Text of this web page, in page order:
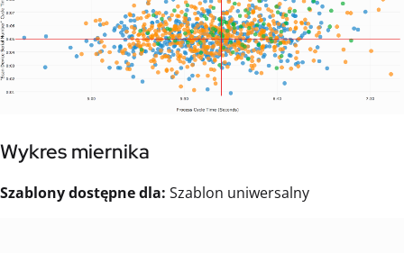
Wykres miernika
Szablony dostępne dla: Szablon uniwersalny